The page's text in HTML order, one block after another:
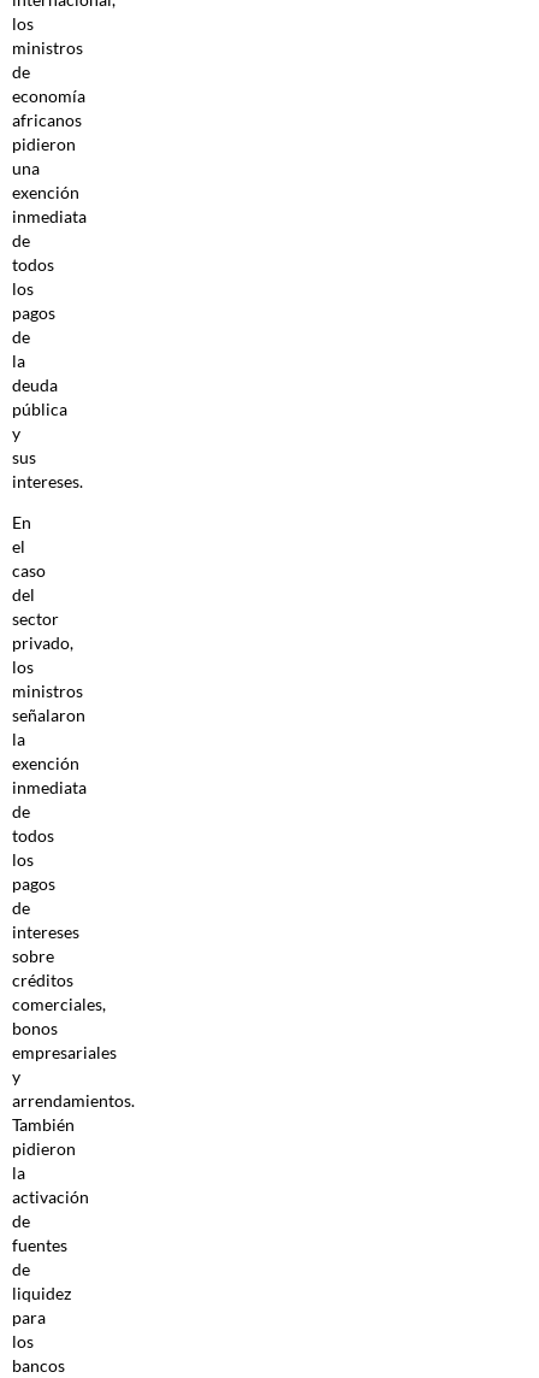
los
ministros
de
economía
africanos
pidieron
una
exención
inmediata
de
todos
los
pagos
de
la
deuda
pública
y
sus
intereses.
En
el
caso
del
sector
privado,
los
ministros
señalaron
la
exención
inmediata
de
todos
los
pagos
de
intereses
sobre
créditos
comerciales,
bonos
empresariales
y
arrendamientos.
También
pidieron
la
activación
de
fuentes
de
liquidez
para
los
bancos